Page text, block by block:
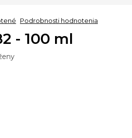
Podrobnosti hodnotenia
- 100 ml